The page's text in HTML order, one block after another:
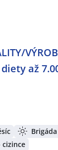
až
Brigáda